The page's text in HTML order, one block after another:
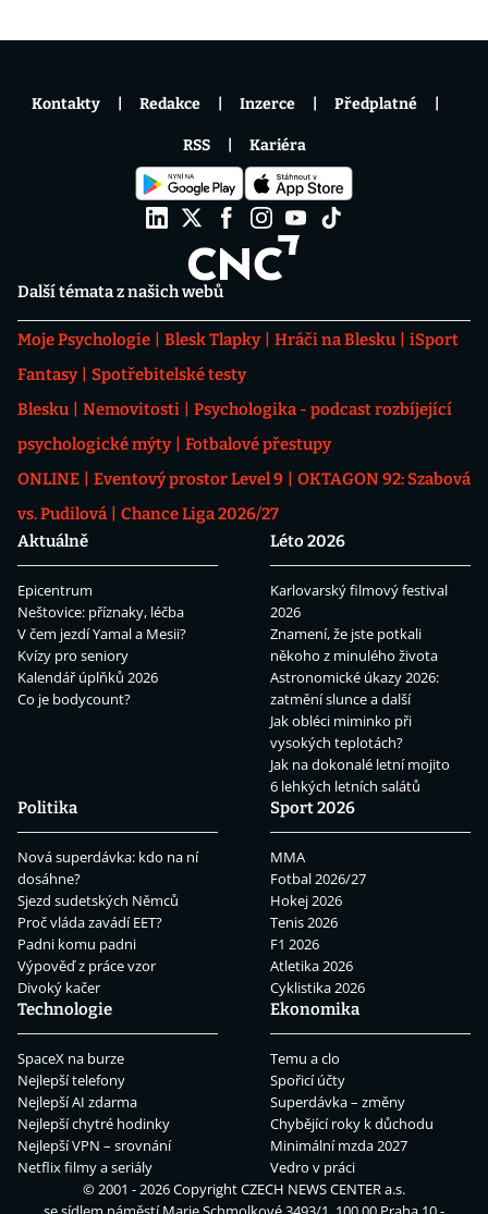
Další témata z našich webů
Moje Psychologie Blesk Tlapky Hráči na Blesku
iSport
Fantasy
Spotřebitelské testy
Blesku
Nemovitosti
Psychologika - podcast rozbíjející
psychologické mýty
Fotbalové přestupy
ONLINE
Eventový prostor Level 9
OKTAGON 92: Szabová
vs. Pudilová
Chance Liga 2026/27
Aktuálně
Epicentrum
Neštovice: příznaky, léčba
V čem jezdí Yamal a Mesii?
Kvízy pro seniory
Kalendář úplňků 2026
Co je bodycount?
Léto 2026
Karlovarský filmový festival
2026
Znamení, že jste potkali
někoho z minulého života
Astronomické úkazy 2026:
zatmění slunce a další
Jak obléci miminko při
vysokých teplotách?
Jak na dokonalé letní mojito
6 lehkých letních salátů
Politika
Nová superdávka: kdo na ní
dosáhne?
Sjezd sudetských Němců
Proč vláda zavádí EET?
Padni komu padni
Výpověď z práce vzor
Divoký kačer
Sport 2026
MMA
Fotbal 2026/27
Hokej 2026
Tenis 2026
F1 2026
Atletika 2026
Cyklistika 2026
Technologie
SpaceX na burze
Nejlepší telefony
Nejlepší AI zdarma
Nejlepší chytré hodinky
Nejlepší VPN – srovnání
Netflix filmy a seriály
Ekonomika
Temu a clo
Spořicí účty
Superdávka – změny
Chybějící roky k důchodu
Minimální mzda 2027
Vedro v práci
Kontakty Redakce Inzerce Předplatné
RSS Kariéra
© 2001 - 2026 CopyrightCZECH NEWS CENTER a.s.